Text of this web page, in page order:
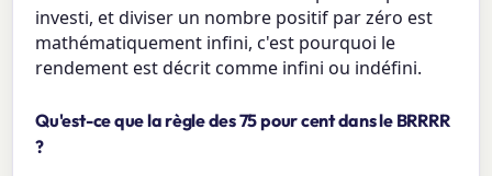
investi, et diviser un nombre positif par zéro est
mathématiquement infini, c'est pourquoi le
rendement est décrit comme infini ou indéfini.
Qu'est-ce que la règle des 75 pour cent dans le BRRRR
?